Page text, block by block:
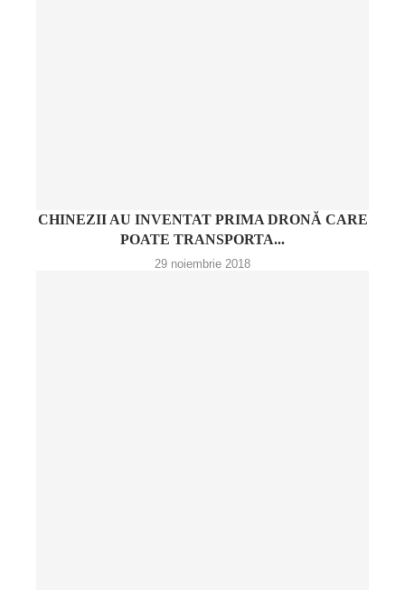
CHINEZII AU INVENTAT PRIMA DRONĂ CARE
POATE TRANSPORTA...
29 noiembrie 2018